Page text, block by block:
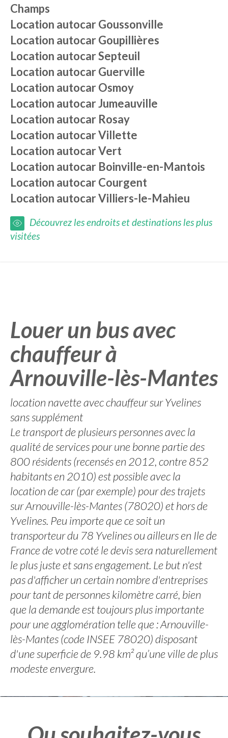
Champs
Location autocarGoussonville
Location autocarGoupillières
Location autocarSepteuil
Location autocarGuerville
Location autocarOsmoy
Location autocarJumeauville
Location autocar Rosay
Location autocarVillette
Location autocarVert
Location autocar Boinville-en-Mantois
Location autocarCourgent
Location autocarVilliers-le-Mahieu
Découvrez les endroits et destinations les plus
visitées
Louer un bus avec
chauffeur à
Arnouville-lès-Mantes
location navette avec chauffeur sur Yvelines
sans supplément
Le transport de plusieurs personnes avec la
qualité de services pour une bonne partie des
800 résidents (recensés en 2012, contre 852
habitants en 2010) est possible avec la
location de car (par exemple) pour des trajets
sur Arnouville-lès-Mantes (78020) et hors de
Yvelines. Peu importe que ce soit un
transporteur du 78 Yvelines ou ailleurs en Ile de
France de votre coté le devis sera naturellement
le plus juste et sans engagement. Le but n'est
pas d'afficher un certain nombre d'entreprises
pour tant de personnes kilomètre carré, bien
que la demande est toujours plus importante
pour une agglomération telle que : Arnouville-
lès-Mantes (code INSEE 78020) disposant
d'une superficie de 9.98 km² qu’une ville de plus
modeste envergure.